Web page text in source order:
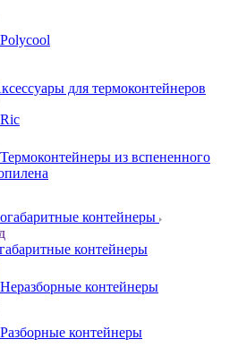
Polycool
для термоконтейнеров
Ric
Термоконтейнеры из вспененного
контейнеры
контейнеры
Неразборные контейнеры
Разборные контейнеры